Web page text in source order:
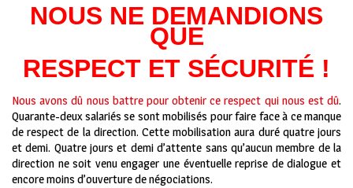
NOUS NE DEMANDIONS
QUE
RESPECT ET SÉCURITÉ !
Nous avons dû nous battre pour obtenir ce respect qui nous est dû.
Quarante-deux salariés se sont mobilisés pour faire face à ce manque
de respect de la direction. Cette mobilisation aura duré quatre jours
et demi. Quatre jours et demi d’attente sans qu’aucun membre de la
direction ne soit venu engager une éventuelle reprise de dialogue et
encore moins d’ouverture de négociations.